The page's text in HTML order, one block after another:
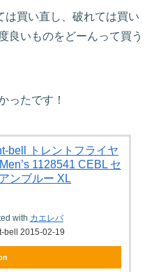
は買い直し、破れては買い
良いものをどーんって買う
ったです！
bell トレントフライヤ
1128541 CEBL セ
ンブルー XL
with カエレバ
bell 2015-02-19